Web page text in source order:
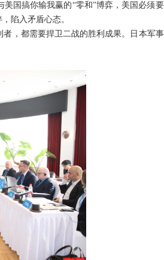
国搞你输我赢的“零和”博弈，美国必须
陷入矛盾心态。
，都需要捍卫二战的胜利成果。日本军